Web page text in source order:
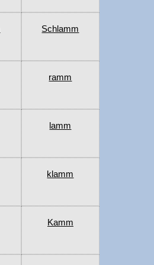
Schlamm
ramm
lamm
klamm
Kamm